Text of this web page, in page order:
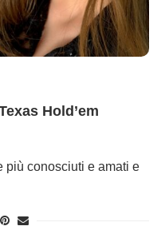
Hold’em
più conosciuti e amati e